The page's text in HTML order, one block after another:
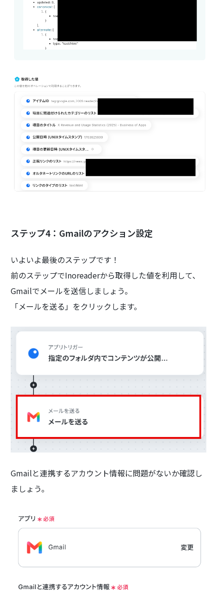
ステップ4：Gmailのアクション設定
いよいよ最後のステップです！
前のステップでInoreaderから取得した値を利用して、
Gmailでメールを送信しましょう。
「メールを送る」をクリックします。
Gmailと連携するアカウント情報に問題がないか確認し
ましょう。